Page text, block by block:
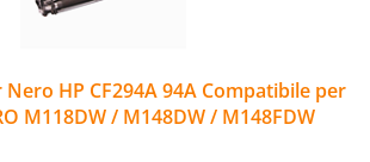
HP CF294A 94A Compatibile per
M118DW / M148DW / M148FDW